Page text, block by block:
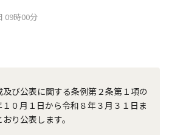
09時00分
び公表に関する条例第２条第１項の
０月１日から令和８年３月３１日ま
り公表します。